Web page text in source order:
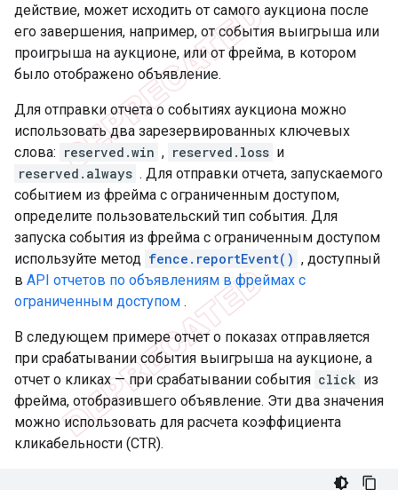
действие, может исходить от самого аукциона после
его завершения, например, от события выигрыша или
проигрыша на аукционе, или от фрейма, в котором
было отображено объявление.
Для отправки отчета о событиях аукциона можно
использовать два зарезервированных ключевых
слова: reserved.win , reserved.loss и
reserved.always . Для отправки отчета, запускаемого
событием из фрейма с ограниченным доступом,
определите пользовательский тип события. Для
запуска события из фрейма с ограниченным доступом
используйте метод fence.reportEvent() , доступный
в API отчетов по объявлениям в фреймах с
ограниченным доступом .
В следующем примере отчет о показах отправляется
при срабатывании события выигрыша на аукционе, а
отчет о кликах — при срабатывании события click из
фрейма, отобразившего объявление. Эти два значения
можно использовать для расчета коэффициента
кликабельности (CTR).